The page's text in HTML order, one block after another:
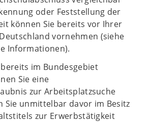
oder Feststellung der
können Sie bereits vor Ihrer
vornehmen (siehe
Informationen).
im Bundesgebiet
Sie eine
zur Arbeitsplatzsuche
Sie unmittelbar davor im Besitz
zur Erwerbstätigkeit